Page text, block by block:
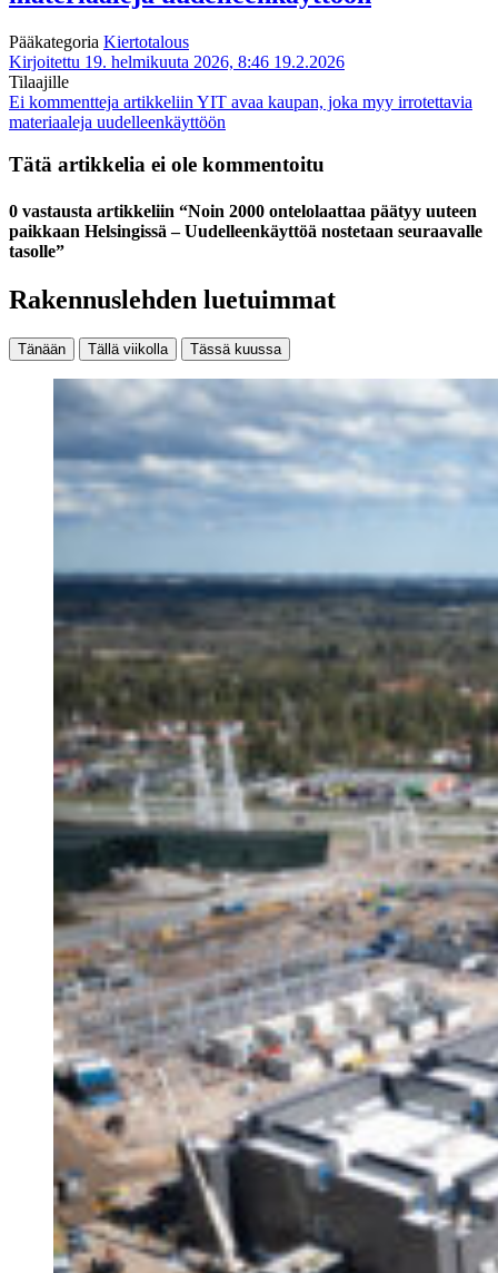
Pääkategoria Kiertotalous
Kirjoitettu 19. helmikuuta 2026, 8:46 19.2.2026
Tilaajille
Ei kommentteja artikkeliin YIT avaa kaupan, joka myy irrotettavia
materiaaleja uudelleenkäyttöön
Tätä artikkelia ei ole kommentoitu
0 vastausta artikkeliin “Noin 2000 ontelolaattaa päätyy uuteen
paikkaan Helsingissä – Uudelleenkäyttöä nostetaan seuraavalle
tasolle”
Rakennuslehden luetuimmat
Tänään Tällä viikolla Tässä kuussa